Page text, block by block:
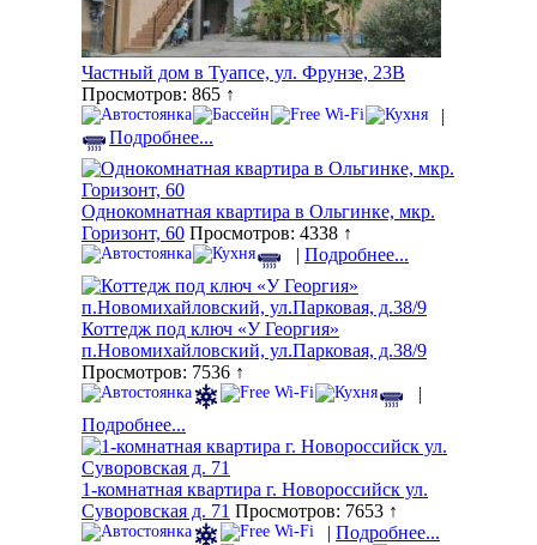
Частный дом в Туапсе, ул. Фрунзе, 23В
Просмотров: 865 ↑
|
Подробнее...
Однокомнатная квартира в Ольгинке, мкр.
Горизонт, 60 Просмотров: 4338 ↑
| Подробнее...
Коттедж под ключ «У Георгия»
п.Новомихайловский, ул.Парковая, д.38/9
Просмотров: 7536 ↑
|
Подробнее...
1-комнатная квартира г. Новороссийск ул.
Суворовская д. 71 Просмотров: 7653 ↑
| Подробнее...